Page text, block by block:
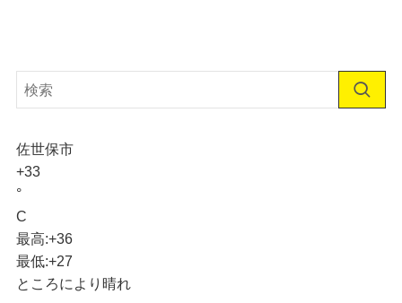
佐世保市
+33
°
C
最高:+36
最低:+27
ところにより晴れ